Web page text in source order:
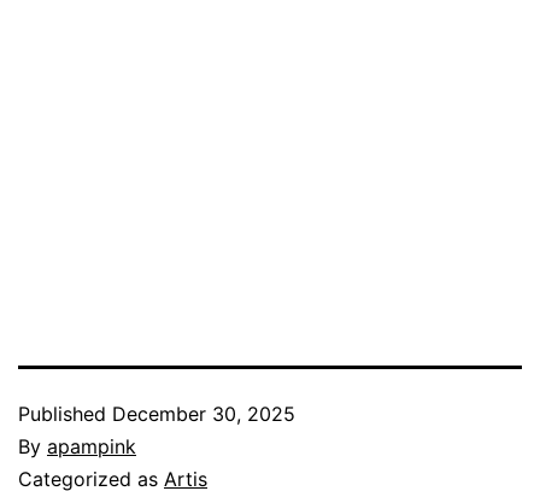
Published December 30, 2025
By apampink
Categorized as Artis